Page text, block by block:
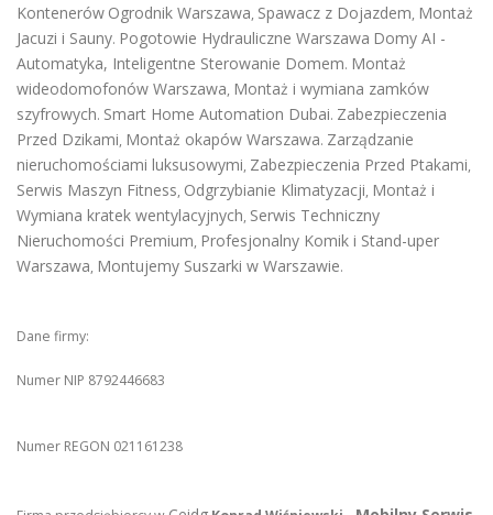
Kontenerów Ogrodnik Warszawa, Spawacz z Dojazdem, Montaż
Jacuzi i Sauny. Pogotowie Hydrauliczne Warszawa Domy AI -
Automatyka, Inteligentne Sterowanie Domem. Montaż
wideodomofonów Warszawa, Montaż i wymiana zamków
szyfrowych. Smart Home Automation Dubai. Zabezpieczenia
Przed Dzikami, Montaż okapów Warszawa. Zarządzanie
nieruchomościami luksusowymi, Zabezpieczenia Przed Ptakami,
Serwis Maszyn Fitness, Odgrzybianie Klimatyzacji, Montaż i
Wymiana kratek wentylacyjnych, Serwis Techniczny
Nieruchomości Premium, Profesjonalny Komik i Stand-uper
Warszawa, Montujemy Suszarki w Warszawie.
Dane firmy:
Numer NIP 8792446683
Numer REGON 021161238